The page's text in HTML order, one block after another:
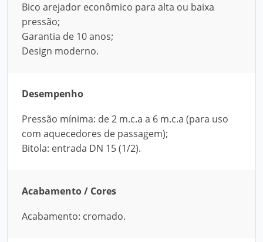
Bico arejador econômico para alta ou baixa
pressão;
Garantia de 10 anos;
Design moderno.
Desempenho
Pressão mínima: de 2 m.c.a a 6 m.c.a (para uso
com aquecedores de passagem);
Bitola: entrada DN 15 (1/2).
Acabamento / Cores
Acabamento: cromado.